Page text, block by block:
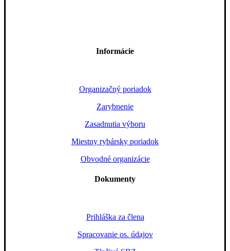
Informácie
Organizačný poriadok
Zarybnenie
Zasadnutia výboru
Miestny rybársky poriadok
Obvodné organizácie
Dokumenty
Prihláška za člena
Spracovanie os. údajov